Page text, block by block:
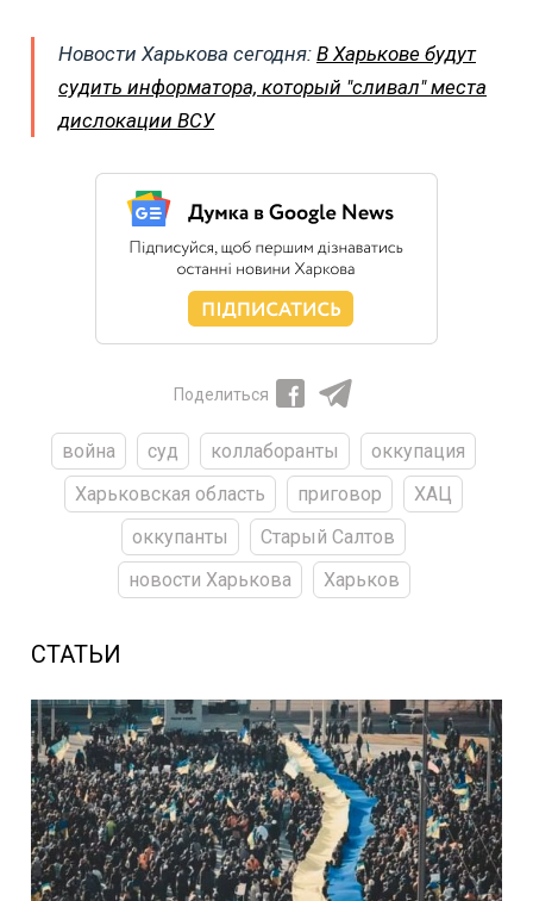
Новости Харькова сегодня: В Харькове будут
судить информатора, который "сливал" места
дислокации ВСУ
Поделиться
война суд коллаборанты
оккупация
Харьковская область
приговор
ХАЦ
оккупанты
Старый Салтов
новости Харькова
Харьков
СТАТЬИ